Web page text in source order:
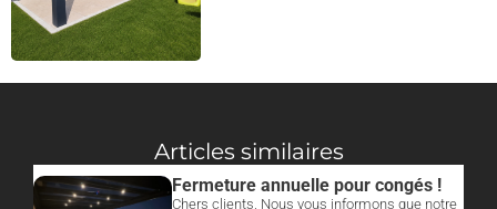
Articles similaires
Fermeture annuelle pour congés !
Chers clients, Nous vous informons que notre